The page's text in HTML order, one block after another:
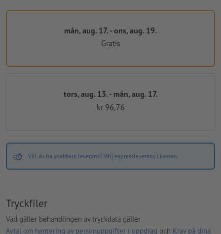
mån, aug. 17. - ons, aug. 19.
Gratis
tors, aug. 13. - mån, aug. 17.
kr 96,76
Vill du ha snabbare leverans? Välj expressleverans i kassan.
Tryckfiler
Vad gäller behandlingen av tryckdata gäller
Avtal om hantering av personuppgifter i uppdrag och Krav på dina